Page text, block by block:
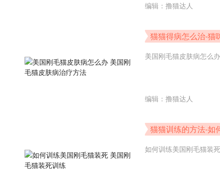
编辑：撸猫达人
猫猫得病怎么治-猫
方法
美国刚毛猫皮肤病怎么
编辑：撸猫达人
猫猫训练的方法-如
如何训练美国刚毛猫装